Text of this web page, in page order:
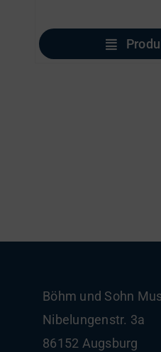
Böhm und Sohn
Nibelungenstr. 3a
86152 Augsburg